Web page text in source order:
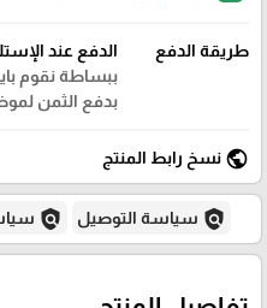
طريقة الدفع
الدفع عند
ببساطة نقوم
بدفع الثمن
public نسخ رابط المنتج
policy سياسة التوصيل policy